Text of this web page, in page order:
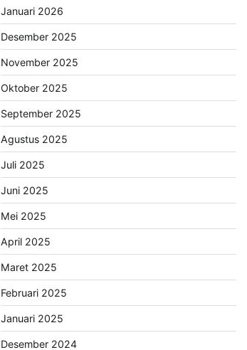
Januari 2026
Desember 2025
November 2025
Oktober 2025
September 2025
Agustus 2025
Juli 2025
Juni 2025
Mei 2025
April 2025
Maret 2025
Februari 2025
Januari 2025
Desember 2024